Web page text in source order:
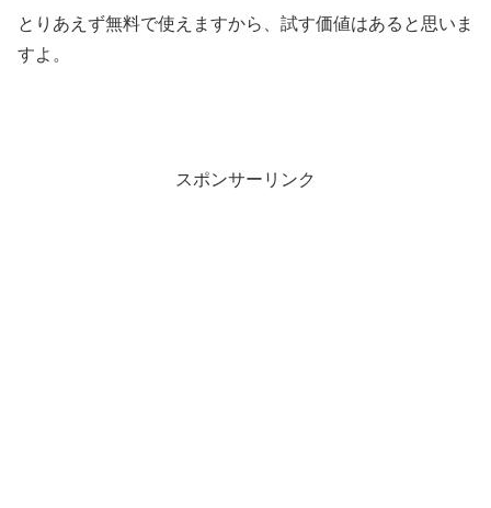
とりあえず無料で使えますから、試す価値はあると思いま
すよ。
スポンサーリンク